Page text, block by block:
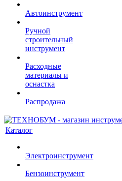
Автоинструмент
Ручной
строительный
инструмент
Расходные
материалы и
оснастка
Распродажа
Каталог
Электроинструмент
Бензоинструмент